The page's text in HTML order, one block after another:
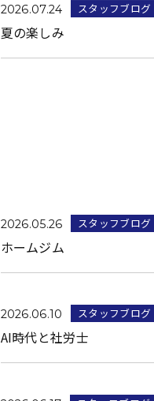
2026.07.24 スタッフブログ
夏の楽しみ
2026.05.26 スタッフブログ
ホームジム
2026.06.10 スタッフブログ
AI時代と社労士